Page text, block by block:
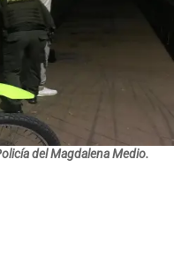
del Magdalena Medio.